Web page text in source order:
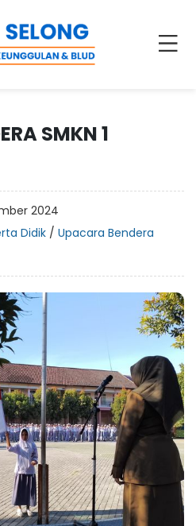
SMKN 1
2024
Didik / Upacara Bendera